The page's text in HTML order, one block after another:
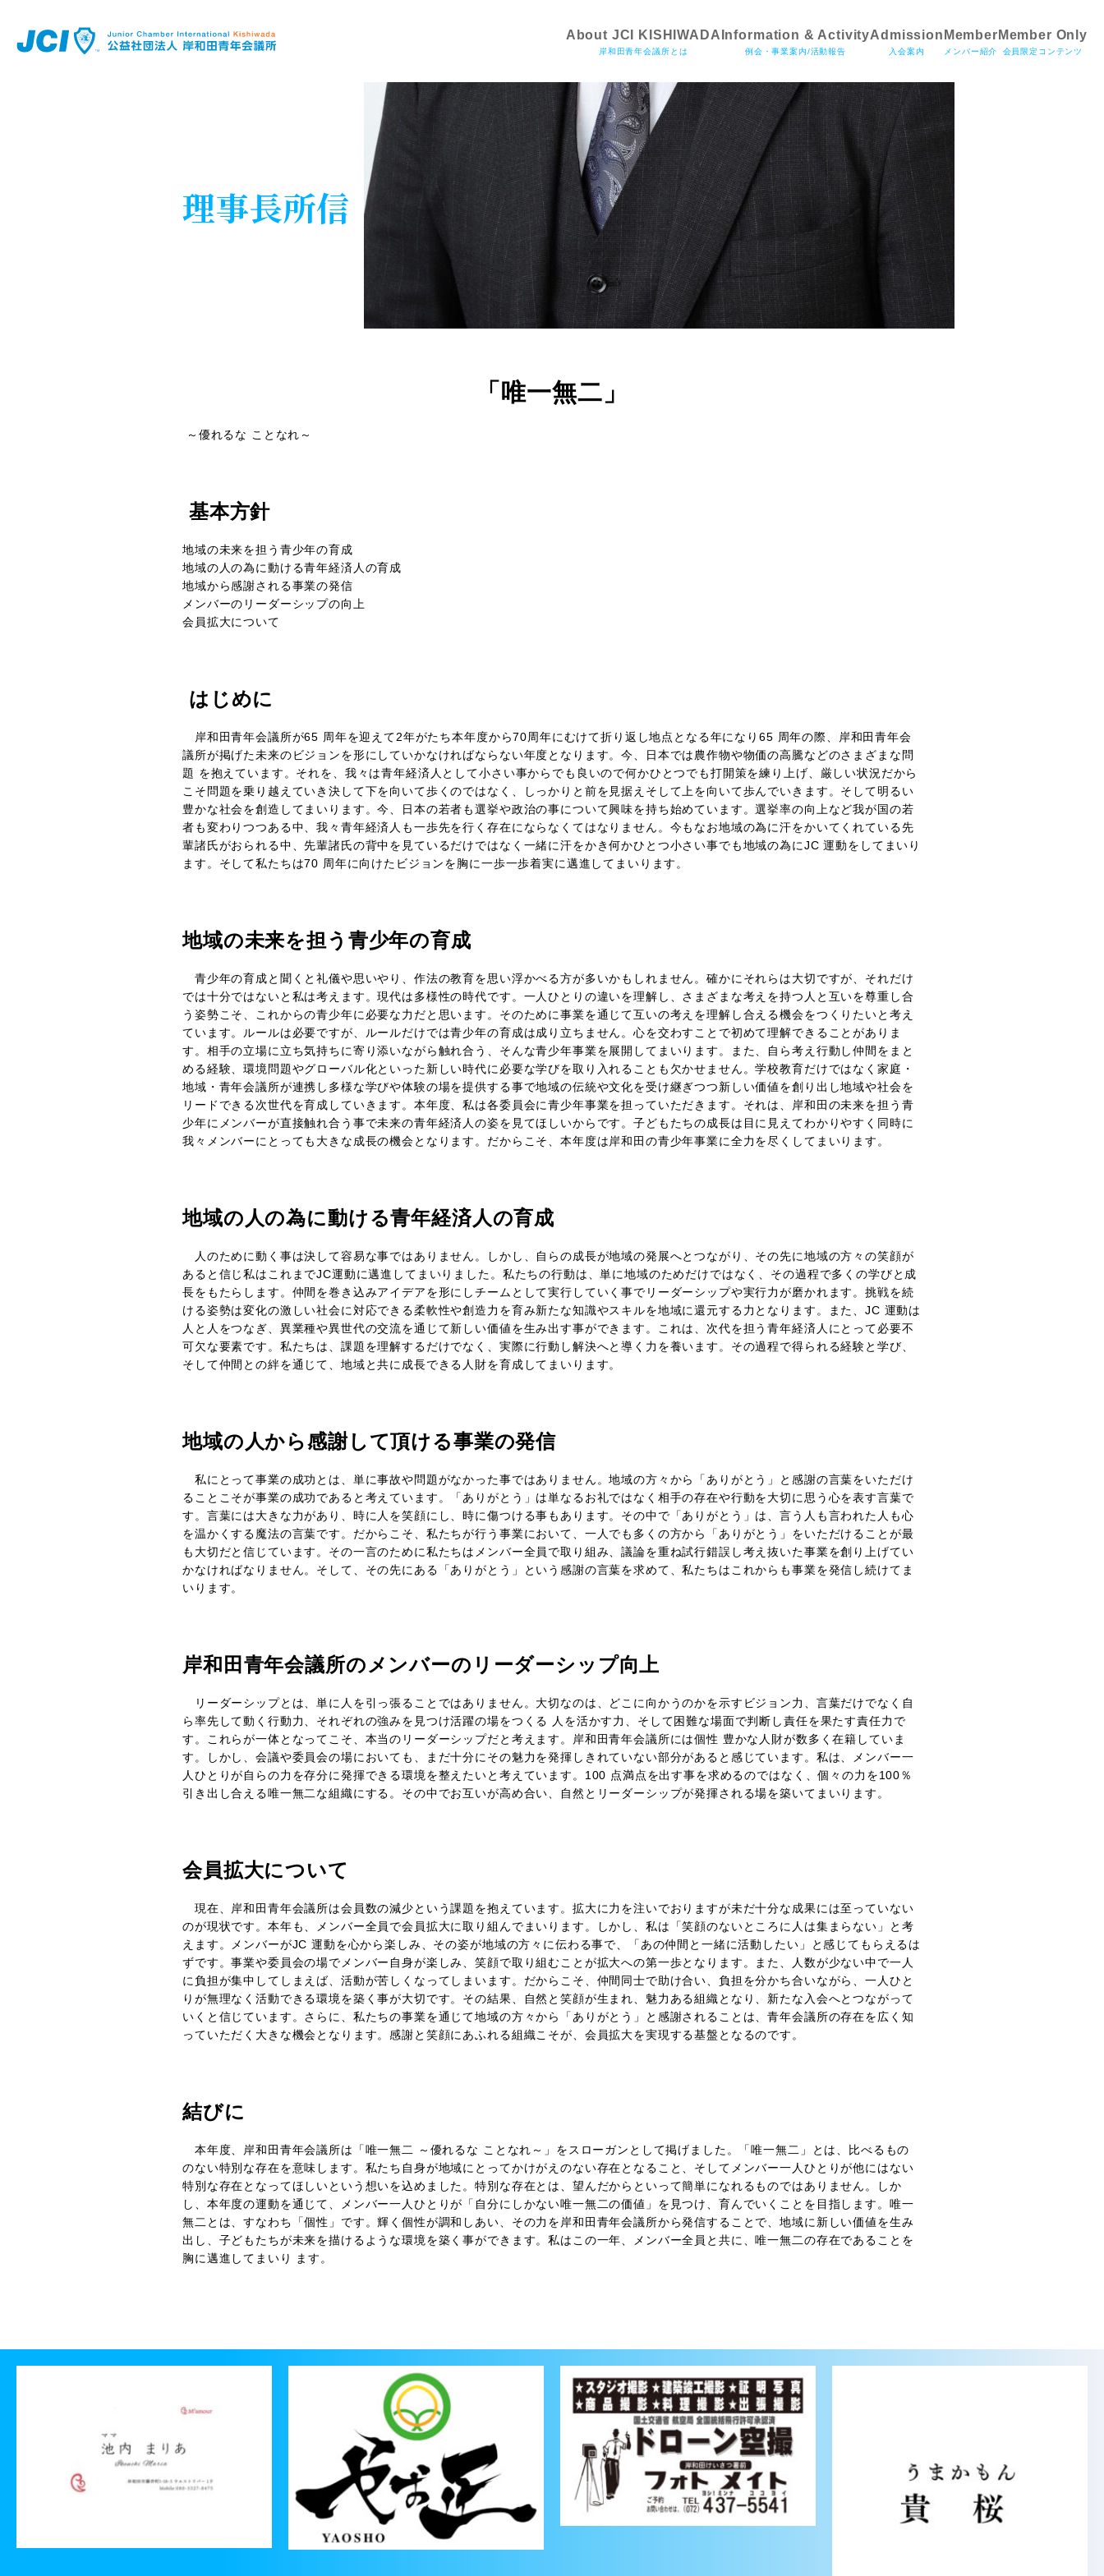
About JCI KISHIWADA
岸和田青年会議所とは
Information & Activity
例会・事業案内/活動報告
Admission
入会案内
Member
メンバー紹介
Member Only
会員限定コンテンツ
理事長所信
「 唯一無二 」
～優れるな ことなれ～
基本方針
地域の未来を担う青少年の育成
地域の人の為に動ける青年経済人の育成
地域から感謝される事業の発信
メンバーのリーダーシップの向上
会員拡大について
はじめに
岸和田青年会議所が65 周年を迎えて2年がたち本年度から70周年にむけて折り返し地点となる年になり65 周年の際、岸和田青年会
議所が掲げた未来のビジョンを形にしていかなければならない年度となります。今、日本では農作物や物価の高騰などのさまざまな問
題 を抱えています。それを、我々は青年経済人として小さい事からでも良いので何かひとつでも打開策を練り上げ、厳しい状況だから
こそ問題を乗り越えていき決して下を向いて歩くのではなく、しっかりと前を見据えそして上を向いて歩んでいきます。そして明るい
豊かな社会を創造してまいります。今、日本の若者も選挙や政治の事について興味を持ち始めています。選挙率の向上など我が国の若
者も変わりつつある中、我々青年経済人も一歩先を行く存在にならなくてはなりません。今もなお地域の為に汗をかいてくれている先
輩諸氏がおられる中、先輩諸氏の背中を見ているだけではなく一緒に汗をかき何かひとつ小さい事でも地域の為にJC 運動をしてまいり
ます。そして私たちは70 周年に向けたビジョンを胸に一歩一歩着実に邁進してまいります。
地域の未来を担う青少年の育成
青少年の育成と聞くと礼儀や思いやり、作法の教育を思い浮かべる方が多いかもしれません。確かにそれらは大切ですが、それだけ
では十分ではないと私は考えます。現代は多様性の時代です。一人ひとりの違いを理解し、さまざまな考えを持つ人と互いを尊重し合
う姿勢こそ、これからの青少年に必要な力だと思います。そのために事業を通じて互いの考えを理解し合える機会をつくりたいと考え
ています。ルールは必要ですが、ルールだけでは青少年の育成は成り立ちません。心を交わすことで初めて理解できることがありま
す。相手の立場に立ち気持ちに寄り添いながら触れ合う、そんな青少年事業を展開してまいります。また、自ら考え行動し仲間をまと
める経験、環境問題やグローバル化といった新しい時代に必要な学びを取り入れることも欠かせません。学校教育だけではなく家庭・
地域・青年会議所が連携し多様な学びや体験の場を提供する事で地域の伝統や文化を受け継ぎつつ新しい価値を創り出し地域や社会を
リードできる次世代を育成していきます。本年度、私は各委員会に青少年事業を担っていただきます。それは、岸和田の未来を担う青
少年にメンバーが直接触れ合う事で未来の青年経済人の姿を見てほしいからです。子どもたちの成⾧は目に見えてわかりやすく同時に
我々メンバーにとっても大きな成⾧の機会となります。だからこそ、本年度は岸和田の青少年事業に全力を尽くしてまいります。
地域の人の為に動ける青年経済人の育成
人のために動く事は決して容易な事ではありません。しかし、自らの成⾧が地域の発展へとつながり、その先に地域の方々の笑顔が
あると信じ私はこれまでJC運動に邁進してまいりました。私たちの行動は、単に地域のためだけではなく、その過程で多くの学びと成
⾧をもたらします。仲間を巻き込みアイデアを形にしチームとして実行していく事でリーダーシップや実行力が磨かれます。挑戦を続
ける姿勢は変化の激しい社会に対応できる柔軟性や創造力を育み新たな知識やスキルを地域に還元する力となります。また、JC 運動は
人と人をつなぎ、異業種や異世代の交流を通じて新しい価値を生み出す事ができます。これは、次代を担う青年経済人にとって必要不
可欠な要素です。私たちは、課題を理解するだけでなく、実際に行動し解決へと導く力を養います。その過程で得られる経験と学び、
そして仲間との絆を通じて、地域と共に成⾧できる人財を育成してまいります。
地域の人から感謝して頂ける事業の発信
私にとって事業の成功とは、単に事故や問題がなかった事ではありません。地域の方々から「ありがとう」と感謝の言葉をいただけ
ることこそが事業の成功であると考えています。「ありがとう」は単なるお礼ではなく相手の存在や行動を大切に思う心を表す言葉で
す。言葉には大きな力があり、時に人を笑顔にし、時に傷つける事もあります。その中で「ありがとう」は、言う人も言われた人も心
を温かくする魔法の言葉です。だからこそ、私たちが行う事業において、一人でも多くの方から「ありがとう」をいただけることが最
も大切だと信じています。その一言のために私たちはメンバー全員で取り組み、議論を重ね試行錯誤し考え抜いた事業を創り上げてい
かなければなりません。そして、その先にある「ありがとう」という感謝の言葉を求めて、私たちはこれからも事業を発信し続けてま
いります。
岸和田青年会議所のメンバーのリーダーシップ向上
リーダーシップとは、単に人を引っ張ることではありません。大切なのは、どこに向かうのかを示すビジョン力、言葉だけでなく自
ら率先して動く行動力、それぞれの強みを見つけ活躍の場をつくる 人を活かす力、そして困難な場面で判断し責任を果たす責任力で
す。これらが一体となってこそ、本当のリーダーシップだと考えます。岸和田青年会議所には個性 豊かな人財が数多く在籍していま
す。しかし、会議や委員会の場においても、まだ十分にその魅力を発揮しきれていない部分があると感じています。私は、メンバー一
人ひとりが自らの力を存分に発揮できる環境を整えたいと考えています。100 点満点を出す事を求めるのではなく、個々の力を100％
引き出し合える唯一無二な組織にする。その中でお互いが高め合い、自然とリーダーシップが発揮される場を築いてまいります。
会員拡大について
現在、岸和田青年会議所は会員数の減少という課題を抱えています。拡大に力を注いでおりますが未だ十分な成果には至っていない
のが現状です。本年も、メンバー全員で会員拡大に取り組んでまいります。しかし、私は「笑顔のないところに人は集まらない」と考
えます。メンバーがJC 運動を心から楽しみ、その姿が地域の方々に伝わる事で、「あの仲間と一緒に活動したい」と感じてもらえるは
ずです。事業や委員会の場でメンバー自身が楽しみ、笑顔で取り組むことが拡大への第一歩となります。また、人数が少ない中で一人
に負担が集中してしまえば、活動が苦しくなってしまいます。だからこそ、仲間同士で助け合い、負担を分かち合いながら、一人ひと
りが無理なく活動できる環境を築く事が大切です。その結果、自然と笑顔が生まれ、魅力ある組織となり、新たな入会へとつながって
いくと信じています。さらに、私たちの事業を通じて地域の方々から「ありがとう」と感謝されることは、青年会議所の存在を広く知
っていただく大きな機会となります。感謝と笑顔にあふれる組織こそが、会員拡大を実現する基盤となるのです。
結びに
本年度、岸和田青年会議所は「唯一無二 ～優れるな ことなれ～」をスローガンとして掲げました。「唯一無二」とは、比べるもの
のない特別な存在を意味します。私たち自身が地域にとってかけがえのない存在となること、そしてメンバー一人ひとりが他にはない
特別な存在となってほしいという想いを込めました。特別な存在とは、望んだからといって簡単になれるものではありません。しか
し、本年度の運動を通じて、メンバー一人ひとりが「自分にしかない唯一無二の価値」を見つけ、育んでいくことを目指します。唯一
無二とは、すなわち「個性」です。輝く個性が調和しあい、その力を岸和田青年会議所から発信することで、地域に新しい価値を生み
出し、子どもたちが未来を描けるような環境を築く事ができます。私はこの一年、メンバー全員と共に、唯一無二の存在であることを
胸に邁進してまいり ます。